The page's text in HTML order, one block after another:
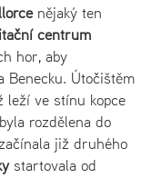
nějaký ten
centrum
hor, aby
Benecku. Útočištěm
leží ve stínu kopce
rozdělena do
již druhého
startovala od